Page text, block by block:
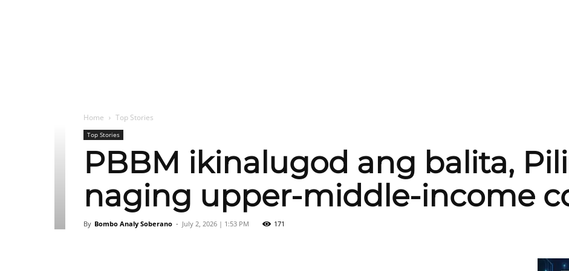
Home Top Stories
Top Stories
PBBM ikinalugod ang balita,
naging upper-middle-income
By Bombo Analy Soberano - July 2, 2026 | 1:53 PM 171